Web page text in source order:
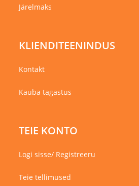
Järelmaks
KLIENDITEENINDUS
Kontakt
Kauba tagastus
TEIE KONTO
Logi sisse/ Registreeru
Teie tellimused